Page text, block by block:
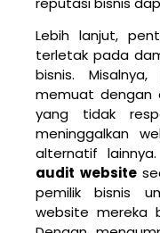
Lebih lanjut,
terletak pada
bisnis.
memuat dengan
yang tidak
meninggalkan
alternatif
audit website
pemilik bisnis
website mereka